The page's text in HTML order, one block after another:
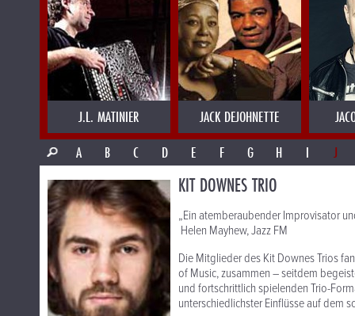
J.L. MATINIER JACK DEJOHNETTE
A
B C D E F G H I J
KIT DOWNES TRIO
„Ein atemberaubender Improvisator
Helen Mayhew, Jazz FM
Die Mitglieder des Kit Downes Trios
of Music, zusammen – seitdem
und fortschrittlich spielenden Trio-
unterschiedlichster Einflüsse auf dem